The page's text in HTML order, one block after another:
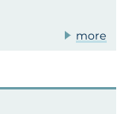
more